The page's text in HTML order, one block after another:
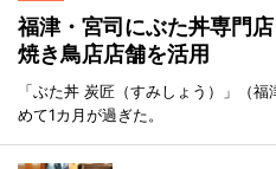
福津・宮司にぶた丼専門
焼き鳥店店舗を活用
「ぶた丼 炭匠（すみしょう）」（
めて1カ月が過ぎた。